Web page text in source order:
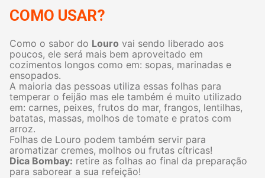
COMO USAR?
Como o sabor do Louro vai sendo liberado aos
poucos, ele será mais bem aproveitado em
cozimentos longos como em: sopas, marinadas e
ensopados.
A maioria das pessoas utiliza essas folhas para
temperar o feijão mas ele também é muito utilizado
em: carnes, peixes, frutos do mar, frangos, lentilhas,
batatas, massas, molhos de tomate e pratos com
arroz.
Folhas de Louro podem também servir para
aromatizar cremes, molhos ou frutas cítricas!
Dica Bombay: retire as folhas ao final da preparação
para saborear a sua refeição!